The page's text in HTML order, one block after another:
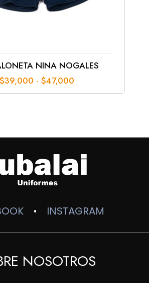
NINA NOGALES
$39,000 - $47,000Rango
de
$47,000
• INSTAGRAM
NOSOTROS